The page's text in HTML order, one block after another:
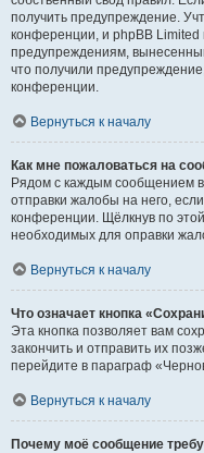
получить предупреждение.
конференции, и phpBB Limited
предупреждениям,
что получили
конференции.
Вернуться к началу
Как мне пожаловаться на
Рядом с каждым сообщением
отправки жалобы на него,
конференции. Щёлкнув по
необходимых для оправки
Вернуться к началу
Что означает кнопка
Эта кнопка позволяет вам
закончить и отправить их
перейдите в параграф
Вернуться к началу
Почему моё сообщение